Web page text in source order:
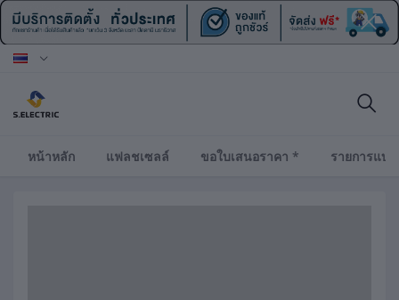
หน้าหลัก แฟลชเซลล์ ขอใบเสนอราคา * รายการแบ